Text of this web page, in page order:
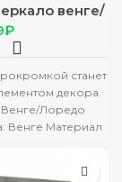
венге/
₽
станет
декора.
Венге/Лоредо
Венге Материал
мм: 800